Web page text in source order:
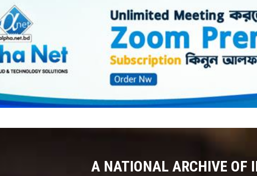
A NATIONAL ARCHIVE OF